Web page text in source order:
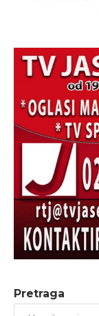
Pretraga